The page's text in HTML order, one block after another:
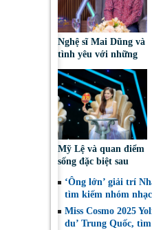
Nghệ sĩ Mai Dũng và
tình yêu với những
“vai ác dễ thương”
Mỹ Lệ và quan điểm
sống đặc biệt sau
nhiều năm làm nghề
‘Ông lớn’ giải trí
tìm kiếm nhóm
Miss Cosmo 2025
du’ Trung Quốc,